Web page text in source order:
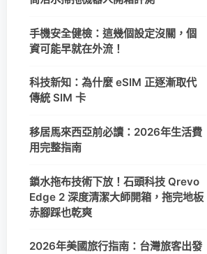
手機安全健檢：這幾個設定沒關，個
資可能早就在外流！
科技新知：為什麼 eSIM 正逐漸取代
傳統 SIM 卡
移居馬來西亞前必讀：2026年生活費
用完整指南
鎖水拖布技術下放！石頭科技 Qrevo
Edge 2 深度清潔大師開箱，拖完地板
赤腳踩也乾爽
2026年美國旅行指南：台灣旅客出發